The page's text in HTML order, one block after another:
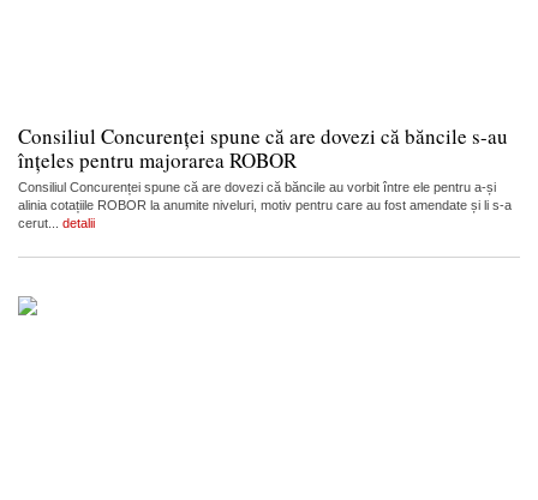
Consiliul Concurenței spune că are dovezi că băncile s-au
înțeles pentru majorarea ROBOR
Consiliul Concurenței spune că are dovezi că băncile au vorbit între ele pentru a-și
alinia cotațiile ROBOR la anumite niveluri, motiv pentru care au fost amendate și li s-a
cerut... detalii